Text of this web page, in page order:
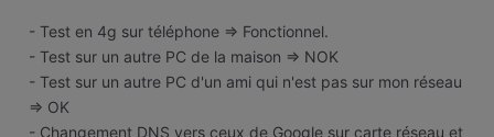
- Test en 4g sur téléphone => Fonctionnel.
- Test sur un autre PC de la maison => NOK
- Test sur un autre PC d'un ami qui n'est pas sur mon réseau
=> OK
- Changement DNS vers ceux de Google sur carte réseau et